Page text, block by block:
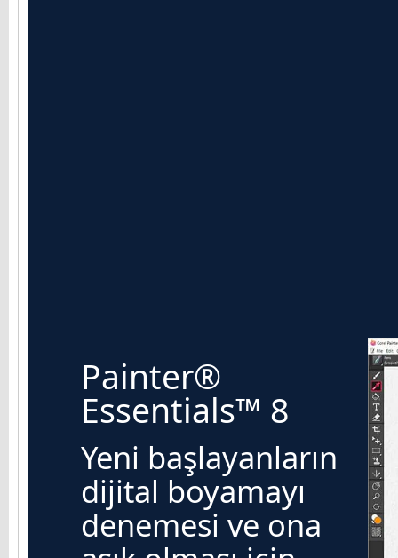
Painter®
Essentials™ 8
Yeni başlayanların
dijital boyamayı
denemesi ve ona